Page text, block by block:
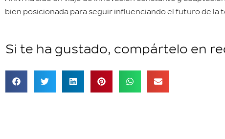
bien posicionada para seguir influenciando el futuro de la
Si te ha gustado, compártelo en